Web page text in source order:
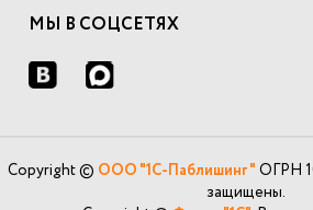
МЫ В СОЦСЕТЯХ
Copyright © ООО "1С-Паблишинг" ОГРН
защищены.